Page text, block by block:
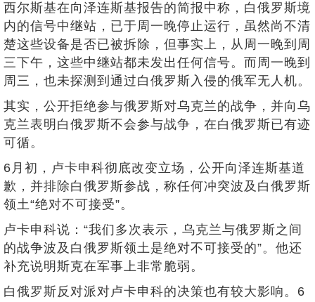
西尔斯基在向泽连斯基报告的简报中称，白俄罗斯境
内的信号中继站，已于周一晚停止运行，虽然尚不清
楚这些设备是否已被拆除，但事实上，从周一晚到周
三下午，这些中继站都未发出任何信号。而周一晚到
周三，也未探测到通过白俄罗斯入侵的俄军无人机。
其实，公开拒绝参与俄罗斯对乌克兰的战争，并向乌
克兰表明白俄罗斯不会参与战争，在白俄罗斯已有迹
可循。
6月初，卢卡申科彻底改变立场，公开向泽连斯基道
歉，并排除白俄罗斯参战，称任何冲突波及白俄罗斯
领土“绝对不可接受”。
卢卡申科说：“我们多次表示，乌克兰与俄罗斯之间
的战争波及白俄罗斯领土是绝对不可接受的”。他还
补充说明斯克在军事上非常脆弱。
白俄罗斯反对派对卢卡申科的决策也有较大影响。6